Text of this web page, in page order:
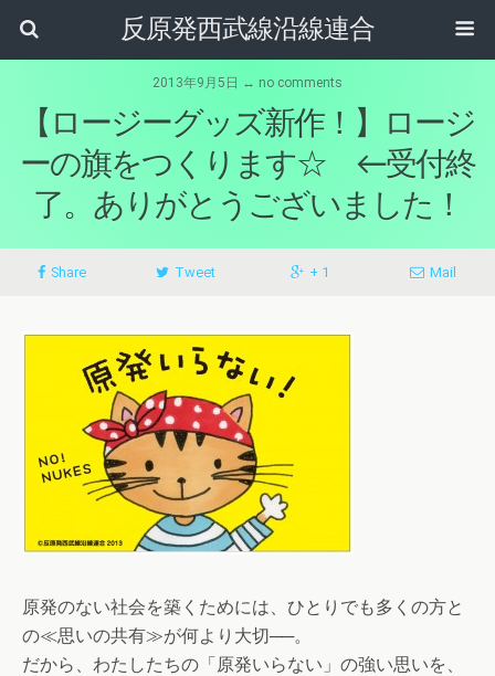
反原発西武線沿線連合
2013年9月5日 ↔ no comments
【ロージーグッズ新作！】ロージ
ーの旗をつくります☆ ←受付終
了。ありがとうございました！
Share Tweet + 1 Mail
原発のない社会を築くためには、ひとりでも多くの方と
の≪思いの共有≫が何より大切──。
だから、わたしたちの「原発いらない」の強い思いを、